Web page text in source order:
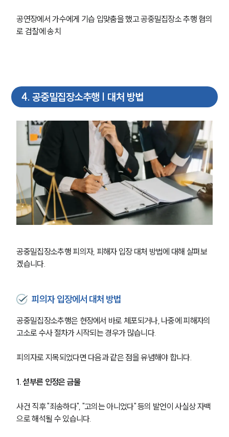
공연장에서 가수에게 기습 입맞춤을 했고 공중밀집장소 추행 혐의
로 검찰에 송치
4. 공중밀집장소추행 | 대처 방법
공중밀집장소추행 피의자, 피해자 입장 대처 방법에 대해 살펴보
겠습니다.
피의자 입장에서 대처 방법
공중밀집장소추행은 현장에서 바로 체포되거나, 나중에 피해자의
고소로 수사 절차가 시작되는 경우가 많습니다.
피의자로 지목되었다면 다음과 같은 점을 유념해야 합니다.
1. 섣부른 인정은 금물
사건 직후 "죄송하다", "고의는 아니었다" 등의 발언이 사실상 자백
으로 해석될 수 있습니다.